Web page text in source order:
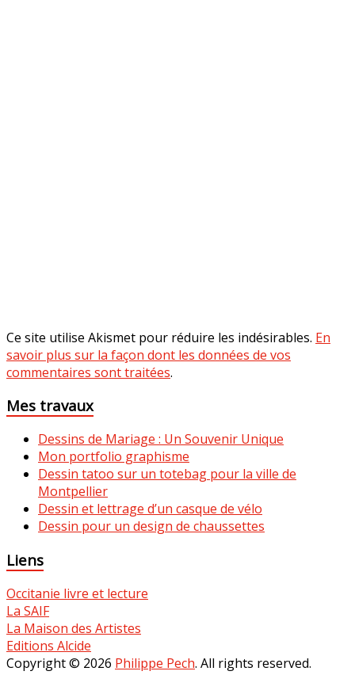
Ce site utilise Akismet pour réduire les indésirables. En
savoir plus sur la façon dont les données de vos
commentaires sont traitées.
Mes travaux
Dessins de Mariage : Un Souvenir Unique
Mon portfolio graphisme
Dessin tatoo sur un totebag pour la ville de
Montpellier
Dessin et lettrage d’un casque de vélo
Dessin pour un design de chaussettes
Liens
Occitanie livre et lecture
La SAIF
La Maison des Artistes
Editions Alcide
Copyright © 2026 Philippe Pech. All rights reserved.